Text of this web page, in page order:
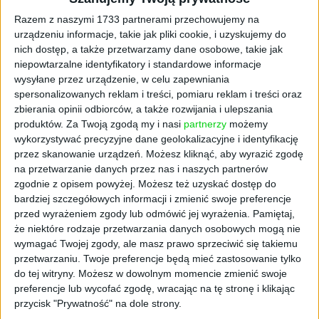
Razem z naszymi 1733 partnerami przechowujemy na
urządzeniu informacje, takie jak pliki cookie, i uzyskujemy do
nich dostęp, a także przetwarzamy dane osobowe, takie jak
niepowtarzalne identyfikatory i standardowe informacje
wysyłane przez urządzenie, w celu zapewniania
spersonalizowanych reklam i treści, pomiaru reklam i treści oraz
zbierania opinii odbiorców, a także rozwijania i ulepszania
produktów. Za Twoją zgodą my i nasi partnerzy możemy
wykorzystywać precyzyjne dane geolokalizacyjne i identyfikację
przez skanowanie urządzeń. Możesz kliknąć, aby wyrazić zgodę
na przetwarzanie danych przez nas i naszych partnerów
zgodnie z opisem powyżej. Możesz też uzyskać dostęp do
bardziej szczegółowych informacji i zmienić swoje preferencje
przed wyrażeniem zgody lub odmówić jej wyrażenia.
Pamiętaj,
że niektóre rodzaje przetwarzania danych osobowych mogą nie
wymagać Twojej zgody, ale masz prawo sprzeciwić się takiemu
przetwarzaniu. Twoje preferencje będą mieć zastosowanie tylko
do tej witryny. Możesz w dowolnym momencie zmienić swoje
preferencje lub wycofać zgodę, wracając na tę stronę i klikając
przycisk "Prywatność" na dole strony.
męczące. Holownik od 2Riders ma ułatwić
jazdę dziecku, a zarazem nie pozbawiać
rodzica radości z możliwości odbycia długiej
wycieczki.
Potencjał produktu dostrzegli inwestorzy.
Przeprowadzona wcześniej za pośrednictwem
platformy Forc.ee pierwsza emisja
crowdfundingowa przyciągnęła szerokie
grono inwestorów. Startupowi po raz pierwszy
w historii udało się przekonać rynek do
zainwestowania w Prostą Spółkę Akcyjną.
Dzięki wypracowaniu odpowiednich zapisów
umownych, zapewniono inwestorom m.in.
sprawiedliwy podział zysków, niezależnie od
decyzji podejmowanych przez właścicieli
firmy.